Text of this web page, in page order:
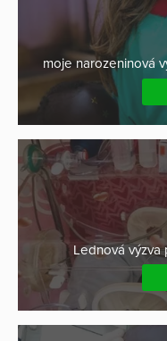
moje narozeninová
Lednová výzva